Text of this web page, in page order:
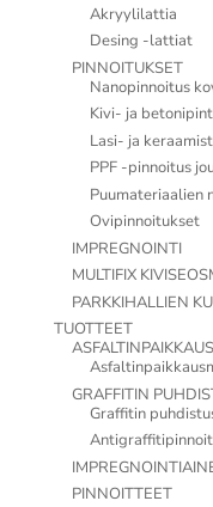
Akryylilattia
Desing -lattiat
PINNOITUKSET
Nanopinnoitus
Kivi- ja
Lasi- ja
PPF -pinnoitus
Puumateriaalien
Ovipinnoitukset
IMPREGNOINTI
MULTIFIX
PARKKIHALLIEN
TUOTTEET
GRAFFITIN
Graffitin
PINNOITTEET